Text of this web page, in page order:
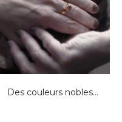
Des couleurs nobles…